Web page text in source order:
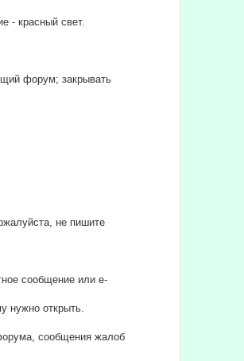
- красный свет.
форум; закрывать
не пишите
сообщение или e-
нужно открыть.
сообщения жалоб